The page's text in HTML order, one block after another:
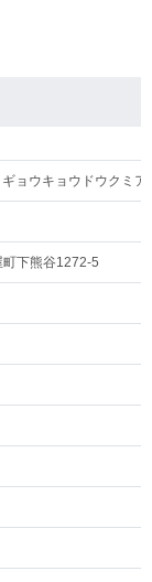
ョウキョウドウクミア
下熊谷1272-5